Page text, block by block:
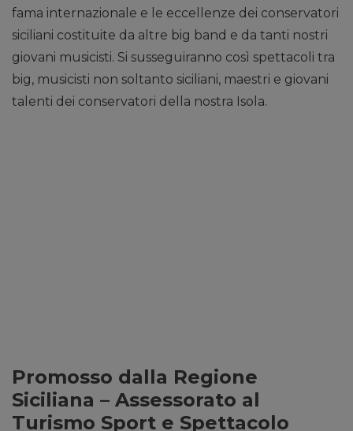
fama internazionale e le eccellenze dei conservatori
siciliani costituite da altre big band e da tanti nostri
giovani musicisti. Si susseguiranno così spettacoli tra
big, musicisti non soltanto siciliani, maestri e giovani
talenti dei conservatori della nostra Isola.
Promosso dalla Regione
Siciliana – Assessorato al
Turismo Sport e Spettacolo